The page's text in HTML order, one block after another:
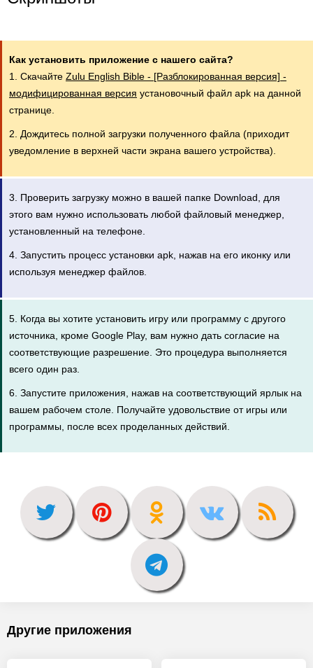
Как установить приложение с нашего сайта?
1. Скачайте Zulu English Bible - [Разблокированная версия] -
модифицированная версия установочный файл apk на данной
странице.
2. Дождитесь полной загрузки полученного файла (приходит
уведомление в верхней части экрана вашего устройства).
3. Проверить загрузку можно в вашей папке Download, для
этого вам нужно использовать любой файловый менеджер,
установленный на телефоне.
4. Запустить процесс установки apk, нажав на его иконку или
используя менеджер файлов.
5. Когда вы хотите установить игру или программу с другого
источника, кроме Google Play, вам нужно дать согласие на
соответствующие разрешение. Это процедура выполняется
всего один раз.
6. Запустите приложения, нажав на соответствующий ярлык на
вашем рабочем столе. Получайте удовольствие от игры или
программы, после всех проделанных действий.
Другие приложения